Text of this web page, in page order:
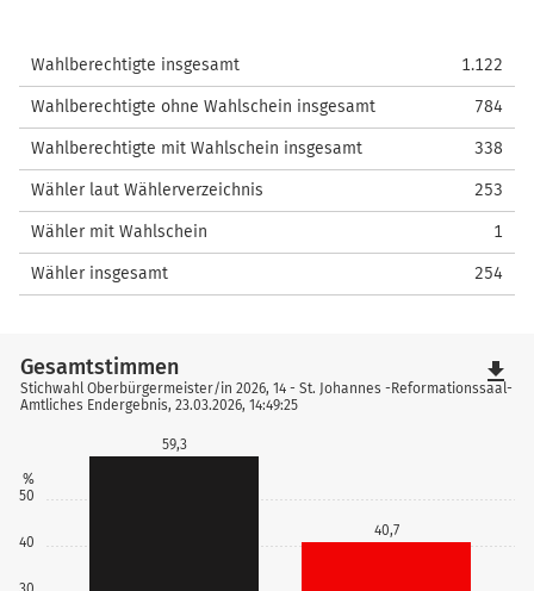
Wahlberechtigte insgesamt 1.122
Wahlberechtigte ohne Wahlschein insgesamt 784
Wahlberechtigte mit Wahlschein insgesamt 338
Wähler laut Wählerverzeichnis 253
Wähler mit Wahlschein 1
Wähler insgesamt 254
30
40
50
%
59,3
40,7
Gesamtstimmen
Stichwahl Oberbürgermeister/in 2026, 14 - St. Johannes -Reformationssaal-
Amtliches Endergebnis, 23.03.2026, 14:49:25
file_download